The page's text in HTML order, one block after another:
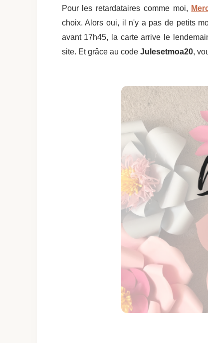
Pour les retardataires comme moi,
choix. Alors oui, il n'y a pas de petits
avant 17h45, la carte arrive le
site. Et grâce au code Julesetmoa20,